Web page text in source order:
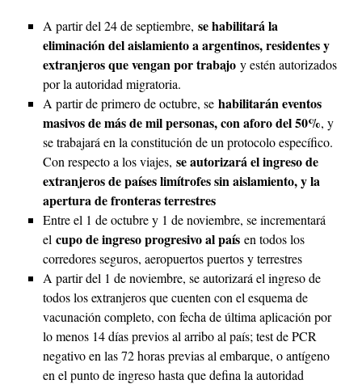
A partir del 24 de septiembre, se habilitará la
eliminación del aislamiento a argentinos, residentes y
extranjeros que vengan por trabajo y estén autorizados
por la autoridad migratoria.
A partir de primero de octubre, se habilitarán eventos
masivos de más de mil personas, con aforo del 50%, y
se trabajará en la constitución de un protocolo específico.
Con respecto a los viajes, se autorizará el ingreso de
extranjeros de países limítrofes sin aislamiento, y la
apertura de fronteras terrestres
Entre el 1 de octubre y 1 de noviembre, se incrementará
el cupo de ingreso progresivo al país en todos los
corredores seguros, aeropuertos puertos y terrestres
A partir del 1 de noviembre, se autorizará el ingreso de
todos los extranjeros que cuenten con el esquema de
vacunación completo, con fecha de última aplicación por
lo menos 14 días previos al arribo al país; test de PCR
negativo en las 72 horas previas al embarque, o antígeno
en el punto de ingreso hasta que defina la autoridad